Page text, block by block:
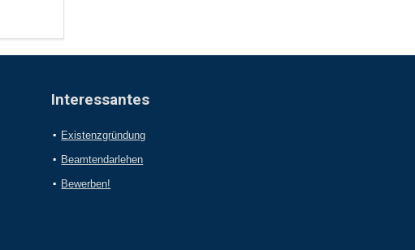
Interessantes
Existenzgründung
Beamtendarlehen
Bewerben!